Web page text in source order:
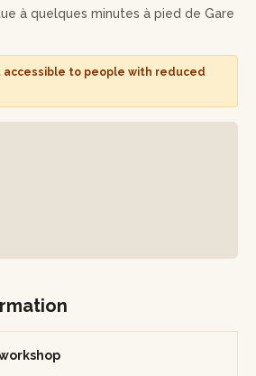
rode à chaque angle de la
à quelques minutes à pied de Gare
accessible to people with reduced